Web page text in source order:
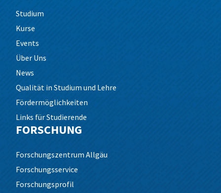
Studium
Kurse
Events
Über Uns
News
Qualität in Studium und Lehre
Fördermöglichkeiten
Links für Studierende
FORSCHUNG
Forschungszentrum Allgäu
Forschungsservice
Forschungsprofil